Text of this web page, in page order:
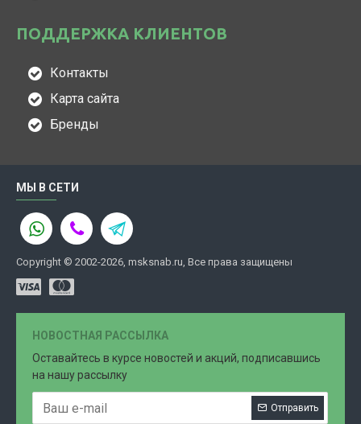
ПОДДЕРЖКА КЛИЕНТОВ
Контакты
Карта сайта
Бренды
МЫ В СЕТИ
Copyright © 2002-2026, msksnab.ru, Все права защищены
НОВОСТНАЯ РАССЫЛКА
Оставайтесь в курсе новостей и акций, подписавшись
на нашу рассылку
Отправить